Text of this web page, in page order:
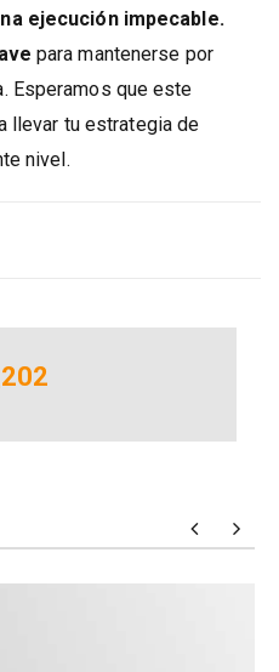
ejecución impecable.
para mantenerse por
Esperamos que este
llevar tu estrategia de
nivel.